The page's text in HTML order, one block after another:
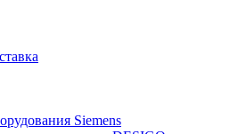
Siemens